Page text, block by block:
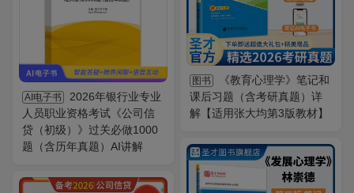
图书
《教育心理学》笔记和
课后习题（含考研真题）详
解【适用张大均第3版教材】
AI电子书
2026年银行业专业
人员职业资格考试《公司信
贷（初级）》过关必做1000
题（含历年真题）AI讲解